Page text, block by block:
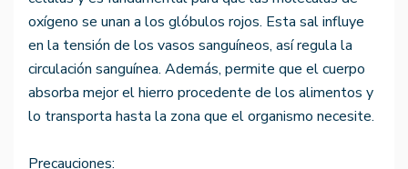
oxígeno se unan a los glóbulos rojos. Esta sal influye
en la tensión de los vasos sanguíneos, así regula la
circulación sanguínea. Además, permite que el cuerpo
absorba mejor el hierro procedente de los alimentos y
lo transporta hasta la zona que el organismo necesite.
Precauciones: